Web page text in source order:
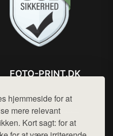
hjemmeside for at
mere relevant
Kort sagt: for at
FOTO-PRINT.DK
Mail: hej@want.dk
Cookie- og privatlivspolitik